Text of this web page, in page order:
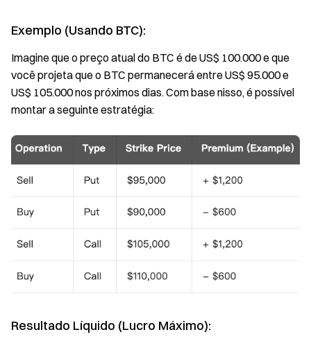
Exemplo (Usando BTC):
Imagine que o preço atual do BTC é de US$ 100.000 e que
você projeta que o BTC permanecerá entre US$ 95.000 e
US$ 105.000 nos próximos dias. Com base nisso, é possível
montar a seguinte estratégia:
Resultado Líquido (Lucro Máximo):